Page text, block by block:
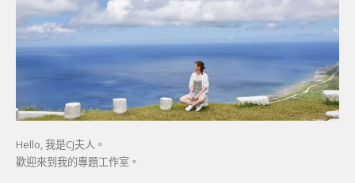
Hello, 我是CJ夫人。
歡迎來到我的專題工作室。